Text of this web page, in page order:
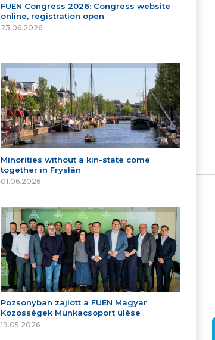
FUEN Congress 2026: Congress website
online, registration open
23.06.2026
Minorities without a kin-state come
together in Fryslân
01.06.2026
Pozsonyban zajlott a FUEN Magyar
Közösségek Munkacsoport ülése
19.05.2026